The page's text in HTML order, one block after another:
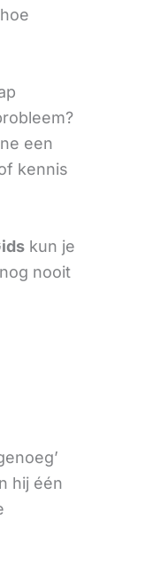
een
kennis
kun je
nooit
hij één